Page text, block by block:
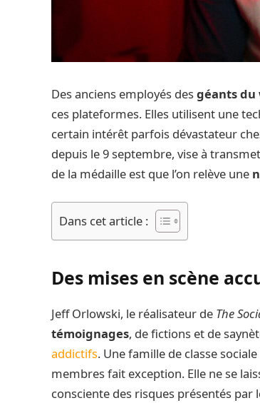
Des anciens employés desgéants du
ces plateformes. Elles utilisent une
certain intérêt parfois dévastateur
depuis le 9 septembre, vise à
de la médaille est que l’on relève une
Dans cet article :
Des mises en scène
Jeff Orlowski, le réalisateur de The
témoignages, de fictions et de
addictifs. Une famille de classe
membres fait exception. Elle ne se
consciente des risques présentés par